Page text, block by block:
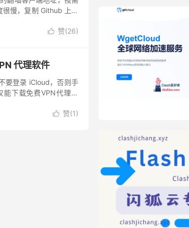
慢，复制 Github 上软
 赞(26)
代理软件
要登录 iCloud，否则手
下载免费VPN代理软
 赞(1)